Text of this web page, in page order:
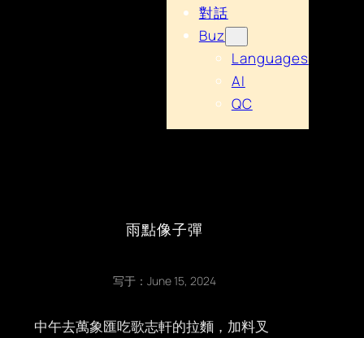
對話
Buz
Languages
AI
QC
雨點像子彈
写于： June 15, 2024
中午去萬象匯吃歌志軒的拉麵，加料叉